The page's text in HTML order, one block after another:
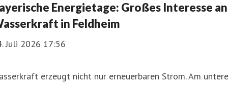
Energietage: Großes Interesse an
in Feldheim
Juli 2026 17:56
erzeugt nicht nur erneuerbaren Strom. Am